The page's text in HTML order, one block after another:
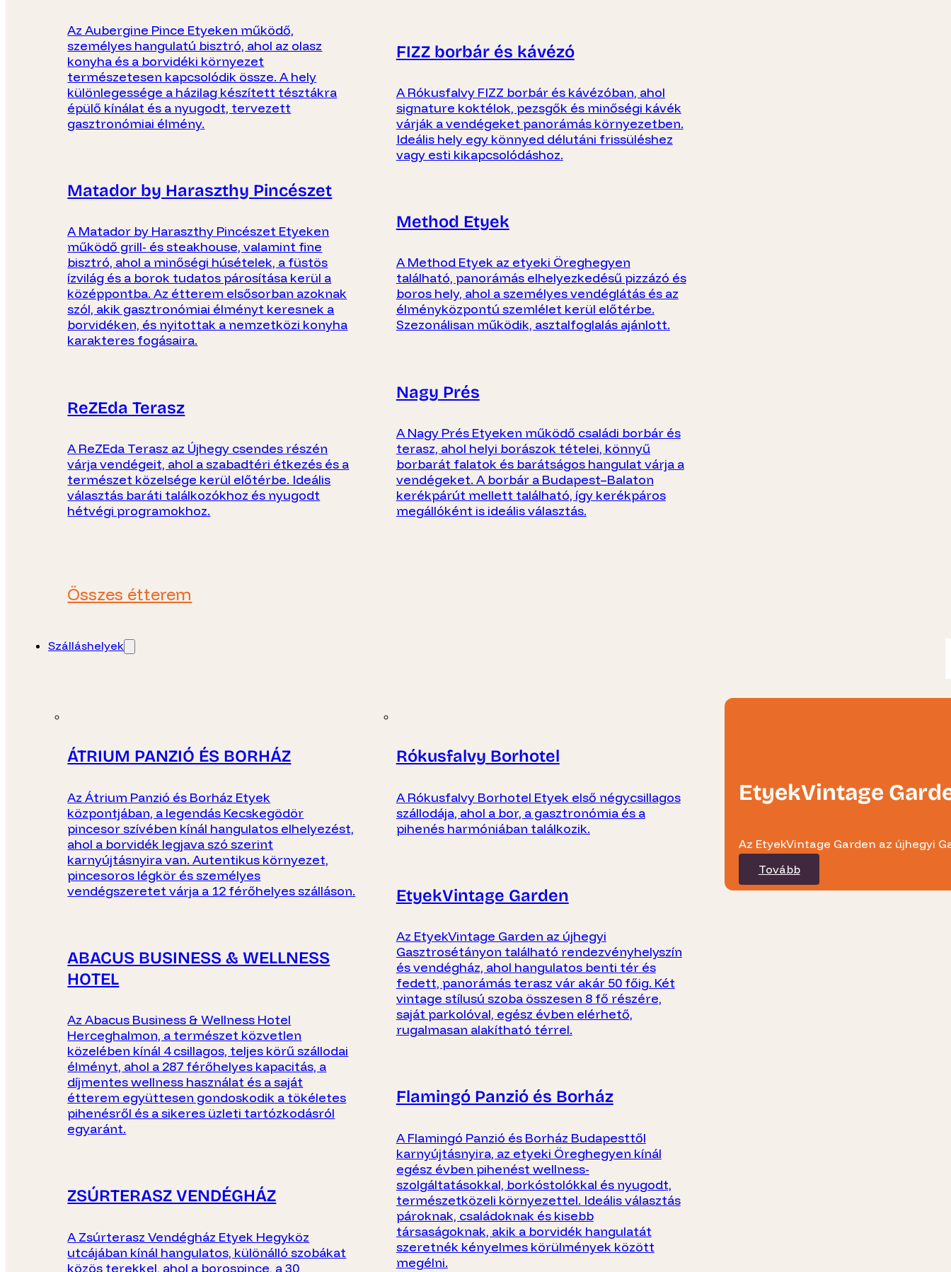
Az Aubergine Pince Etyeken működő,
személyes hangulatú bisztró, ahol az olasz
konyha és a borvidéki környezet
természetesen kapcsolódik össze. A hely
különlegessége a házilag készített tésztákra
épülő kínálat és a nyugodt, tervezett
gasztronómiai élmény.
Matador by Haraszthy Pincészet
A Matador by Haraszthy Pincészet Etyeken
működő grill- és steakhouse, valamint fine
bisztró, ahol a minőségi húsételek, a füstös
ízvilág és a borok tudatos párosítása kerül a
középpontba. Az étterem elsősorban azoknak
szól, akik gasztronómiai élményt keresnek a
borvidéken, és nyitottak a nemzetközi konyha
karakteres fogásaira.
ReZEda Terasz
A ReZEda Terasz az Újhegy csendes részén
várja vendégeit, ahol a szabadtéri étkezés és a
természet közelsége kerül előtérbe. Ideális
választás baráti találkozókhoz és nyugodt
hétvégi programokhoz.
FIZZ borbár és kávézó
A Rókusfalvy FIZZ borbár és kávézóban, ahol
signature koktélok, pezsgők és minőségi kávék
várják a vendégeket panorámás környezetben.
Ideális hely egy könnyed délutáni frissüléshez
vagy esti kikapcsolódáshoz.
Method Etyek
A Method Etyek az etyeki Öreghegyen
található, panorámás elhelyezkedésű pizzázó és
boros hely, ahol a személyes vendéglátás és az
élményközpontú szemlélet kerül előtérbe.
Szezonálisan működik, asztalfoglalás ajánlott.
Nagy Prés
A Nagy Prés Etyeken működő családi borbár és
terasz, ahol helyi borászok tételei, könnyű
borbarát falatok és barátságos hangulat várja a
vendégeket. A borbár a Budapest–Balaton
kerékpárút mellett található, így kerékpáros
megállóként is ideális választás.
Összes étterem
Szálláshelyek
ÁTRIUM PANZIÓ ÉS BORHÁZ
Az Átrium Panzió és Borház Etyek
központjában, a legendás Kecskegödör
pincesor szívében kínál hangulatos elhelyezést,
ahol a borvidék legjava szó szerint
karnyújtásnyira van. Autentikus környezet,
pincesoros légkör és személyes
vendégszeretet várja a 12 férőhelyes szálláson.
ABACUS BUSINESS & WELLNESS
HOTEL
Az Abacus Business & Wellness Hotel
Herceghalmon, a természet közvetlen
közelében kínál 4 csillagos, teljes körű szállodai
élményt, ahol a 287 férőhelyes kapacitás, a
díjmentes wellness használat és a saját
étterem együttesen gondoskodik a tökéletes
pihenésről és a sikeres üzleti tartózkodásról
egyaránt.
ZSÚRTERASZ VENDÉGHÁZ
A Zsúrterasz Vendégház Etyek Hegyköz
utcájában kínál hangulatos, különálló szobákat
közös terekkel, ahol a borospince, a 30
Rókusfalvy Borhotel
A Rókusfalvy Borhotel Etyek első négycsillagos
szállodája, ahol a bor, a gasztronómia és a
pihenés harmóniában találkozik.
EtyekVintage Garden
Az EtyekVintage Garden az újhegyi
Gasztrosétányon található rendezvényhelyszín
és vendégház, ahol hangulatos benti tér és
fedett, panorámás terasz vár akár 50 főig. Két
vintage stílusú szoba összesen 8 fő részére,
saját parkolóval, egész évben elérhető,
rugalmasan alakítható térrel.
Flamingó Panzió és Borház
A Flamingó Panzió és Borház Budapesttől
karnyújtásnyira, az etyeki Öreghegyen kínál
egész évben pihenést wellness-
szolgáltatásokkal, borkóstolókkal és nyugodt,
természetközeli környezettel. Ideális választás
pároknak, családoknak és kisebb
társaságoknak, akik a borvidék hangulatát
szeretnék kényelmes körülmények között
megélni.
EtyekVintage
Az EtyekVintage Garden az újhegyi
Tovább